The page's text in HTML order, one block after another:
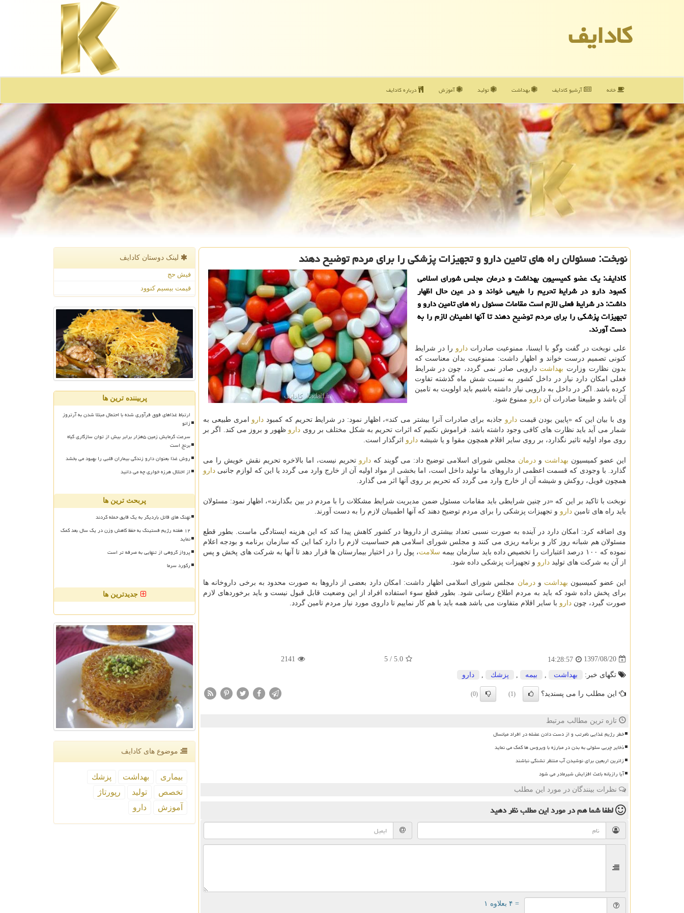
كادایف
خانه آرشیو كادایف بهداشت تولید آموزش درباره كادایف
نوبخت: مسئولان راه های تامین دارو و تجهیزات پزشكی را برای مردم توضیح دهند
كادایف: یك عضو كمیسیون بهداشت و درمان مجلس شورای اسلامی
كمبود دارو در شرایط تحریم را طبیعی خواند و در عین حال اظهار
داشت: در شرایط فعلی لازم است مقامات مسئول راه های تامین دارو و
تجهیزات پزشكی را برای مردم توضیح دهند تا آنها اطمینان لازم را به
دست آورند.
علی نوبخت در گفت وگو با ایسنا، ممنوعیت صادراتدارو را در شرایط
كنونی تصمیم درست خواند و اظهار داشت: ممنوعیت بدان معناست كه
بدون نظارت وزارت بهداشت دارویی صادر نمی گردد، چون در شرایط
فعلی امكان دارد نیاز در داخل كشور به نسبت شش ماه گذشته تفاوت
كرده باشد. اگر در داخل به دارویی نیاز داشته باشیم باید اولویت به تامین
آن باشد و طبیعتا صادرات آن دارو ممنوع شود.
وی با بیان این كه «پایین بودن قیمتدارو جاذبه برای صادرات آنرا بیشتر می كند»، اظهار نمود: در شرایط تحریم كه كمبود دارو امری طبیعی به
شمار می آید باید نظارت های كافی وجود داشته باشد. فراموش نكنیم كه اثرات تحریم به شكل مختلف بر روی دارو ظهور و بروز می كند. اگر بر
روی مواد اولیه تاثیر نگذارد، بر روی سایر اقلام همچون مقوا و یا شیشه دارو اثرگذار است.
این عضو كمیسیون بهداشت و درمان مجلس شورای اسلامی توضیح داد: می گویند كهدارو تحریم نیست، اما بالاخره تحریم نقش خویش را می
گذارد. با وجودی كه قسمت اعظمی از داروهای ما تولید داخل است، اما بخشی از مواد اولیه آن از خارج وارد می گردد یا این كه لوازم جانبی دارو
همچون فویل، روكش و شیشه آن از خارج وارد می گردد كه تحریم بر روی آنها اثر می گذارد.
نوبخت با تاكید بر این كه «در چنین شرایطی باید مقامات مسئول ضمن مدیریت شرایط مشكلات را با مردم در بین بگذارند»، اظهار نمود: مسئولان
باید راه های تامین دارو و تجهیزات پزشكی را برای مردم توضیح دهند كه آنها اطمینان لازم را به دست آورند.
وی اضافه كرد: امكان دارد در آینده به صورت نسبی تعداد بیشتری از داروها در كشور كاهش پیدا كند كه این هزینه ایستادگی ماست. بطور قطع
مسئولان هم شبانه روز كار و برنامه ریزی می كنند و مجلس شورای اسلامی هم حساسیت لازم را دارد كما این كه سازمان برنامه و بودجه اعلام
نموده كه ۱۰۰ درصد اعتبارات را تخصیص داده باید سازمان بیمه
سلامت، پول را در اختیار بیمارستان ها قرار دهد تا آنها به شركت های پخش و پس
از آن به شركت های تولید دارو و تجهیزات پزشكی داده شود.
این عضو كمیسیون بهداشت ودرمان مجلس شورای اسلامی اظهار داشت: امكان دارد بعضی از داروها به صورت محدود به برخی داروخانه ها
برای پخش داده شود كه باید به مردم اطلاع رسانی شود. بطور قطع سوء استفاده افراد از این وضعیت قابل قبول نیست و باید برخوردهای لازم
صورت گیرد، چون دارو با سایر اقلام متفاوت می باشد همه باید با هم كار نماییم تا داروی مورد نیاز مردم تامین گردد.
1397/08/20
14:28:57
5.0
/
5
2141
تگهای خبر: بهداشت , بیمه , پزشك , دارو
این مطلب را می پسندید؟ (1)
(0)
تازه ترین مطالب مرتبط
خطر رژیم غذایی نامرتب و از دست دادن عضله در افراد میانسال
ذخایر چربی سلولی به بدن در مبارزه با ویروس ها کمک می نماید
زائرین اربعین برای نوشیدن آب منتظر تشنگی نباشند
آیا رازیانه باعث افزایش شیرمادر می شود
نظرات بینندگان در مورد این مطلب
لطفا شما همدر مورد این مطلبنظر دهید
= ۴ بعلاوه ۱
لینک دوستان كادایف
فیش حج
قیمت بیسیم کنوود
پربیننده ترین ها
ارتباط غذاهای فوق فرآوری شده با احتمال مبتلا شدن به آرتروز
زانو
سرعت گرمایش زمین ۵هزار برابر بیش از توان سازگاری گیاه
برنج است
روش غذا بعنوان دارو زندگی بیماران قلبی را بهبود می بخشد
از اختلال هرزه خواری چه می دانید
پربحث ترین ها
نهنگ های قاتل باردیگر به یک قایق حمله کردند
۱۲ هفته رژیم فستینگ به حفظ کاهش وزن در یک سال بعد کمک
نماید
پرواز گروهی از تنهایی به صرفه تر است
رکورد سرما
جدیدترین ها
موضوع های كادایف
بیماری بهداشت
پزشك
تخصص
تولید
رپورتاژ
آموزش
دارو